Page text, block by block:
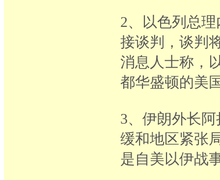
2、以色列总
接谈判，谈判
消息人士称，
都华盛顿的美
3、伊朗外长
缓和地区紧张
是自美以伊战